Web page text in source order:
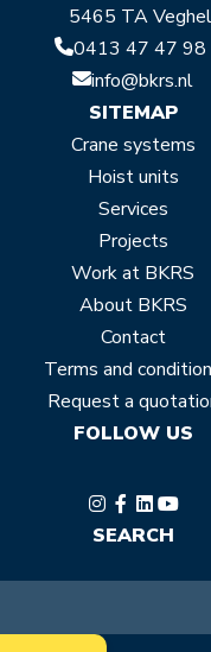
5465 TA Veghel
0413 47 47 98
info@bkrs.nl
SITEMAP
Crane systems
Hoist units
Services
Projects
Work at BKRS
About BKRS
Contact
Terms and
Request a
FOLLOW US
SEARCH